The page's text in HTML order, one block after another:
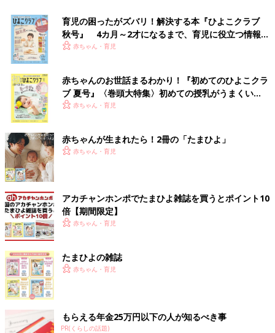
育児の困ったがズバリ！解決する本『ひよこクラブ
秋号』 4カ月～2才になるまで、育児に役立つ情報が
いっぱい！
赤ちゃん・育児
赤ちゃんのお世話まるわかり！『初めてのひよこクラ
ブ 夏号』〈巻頭大特集〉初めての授乳がうまくい
く！ おっぱい・ミルクの基本と夏のトラブル 解決テ
赤ちゃん・育児
赤ちゃんが生まれたら！2冊の「たまひよ」
赤ちゃん・育児
アカチャンホンポでたまひよ雑誌を買うとポイント10
倍【期間限定】
赤ちゃん・育児
たまひよの雑誌
赤ちゃん・育児
もらえる年金25万円以下の人が知るべき事
PR(くらしの話題)